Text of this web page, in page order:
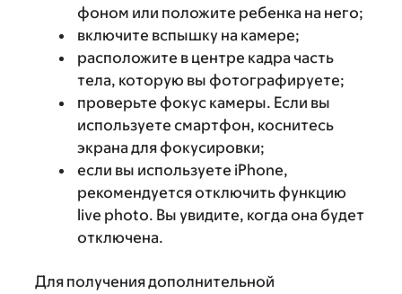
фоном или положите ребенка на него;
включите вспышку на камере;
расположите в центре кадра часть
тела, которую вы фотографируете;
проверьте фокус камеры. Если вы
используете смартфон, коснитесь
экрана для фокусировки;
если вы используете iPhone,
рекомендуется отключить функцию
live photo. Вы увидите, когда она будет
отключена.
Для получения дополнительной